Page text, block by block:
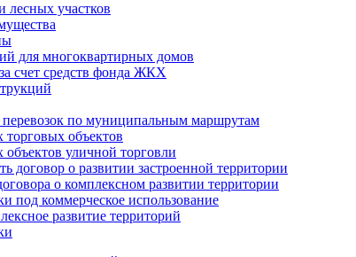
лесных участков
для многоквартирных домов
счет средств фонда ЖКХ
по муниципальным маршрутам
объектов
уличной торговли
договор о развитии застроенной территории
о комплексном развитии территории
под коммерческое использование
развитие территорий